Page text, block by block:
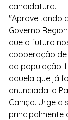
candidatura.
"Aproveitando
Governo
que o futuro
cooperação
da população.
aquela que já
anunciada: o
Caniço. Urge a
principalmente